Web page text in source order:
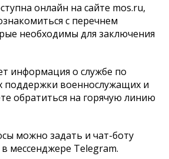
онлайн на сайте mos.ru,
с перечнем
необходимы для заключения
информация о службе по
поддержки военнослужащих и
обратиться на горячую линию
можно задать и чат-боту
мессенджере Telegram.